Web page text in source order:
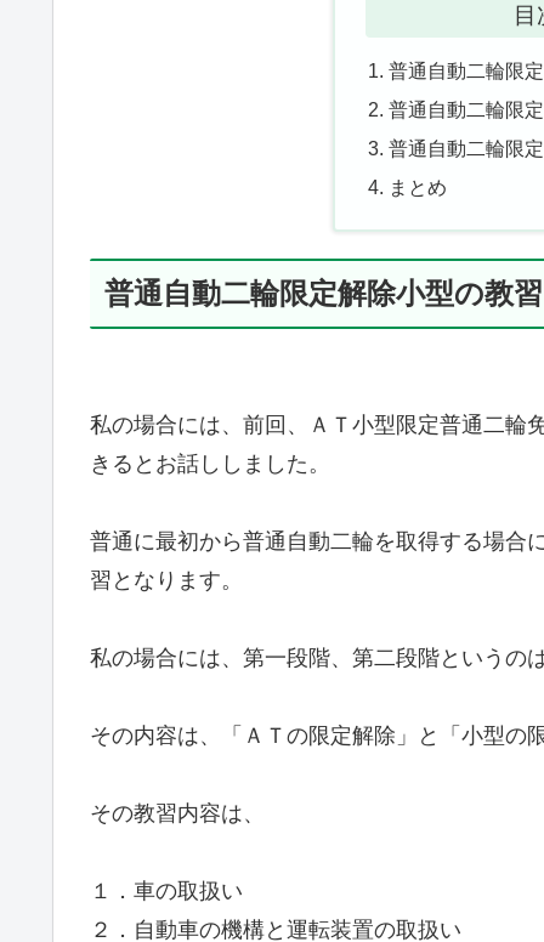
目
普通自動二輪限
普通自動二輪限
普通自動二輪限
まとめ
普通自動二輪限定解除小型の教
私の場合には、前回、ＡＴ小型限定普通二輪
きるとお話ししました。
普通に最初から普通自動二輪を取得する場合
習となります。
私の場合には、第一段階、第二段階というの
その内容は、「ＡＴの限定解除」と「小型の
その教習内容は、
１．車の取扱い
２．自動車の機構と運転装置の取扱い